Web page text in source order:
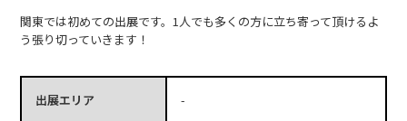
関東では初めての出展です。1人でも多くの方に立ち寄って頂けるよ
う張り切っていきます！
出展エリア -